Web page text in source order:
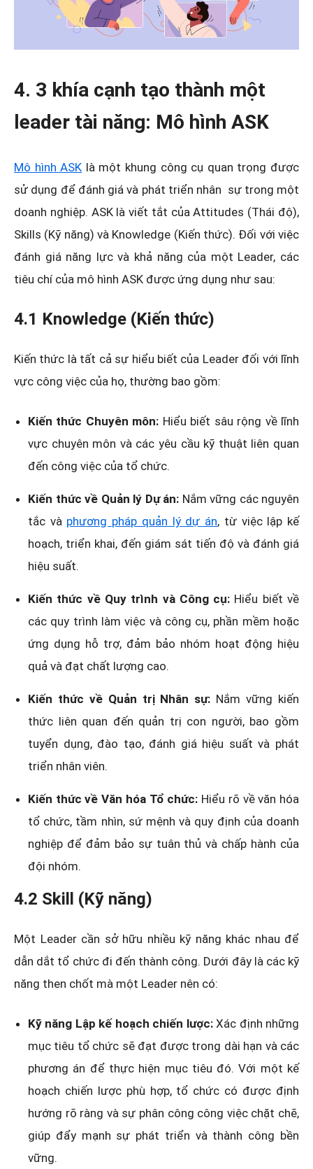
4. 3 khía cạnh tạo thành một
leader tài năng: Mô hình ASK
Mô hình ASK là một khung công cụ quan trọng được
sử dụng để đánh giá và phát triển nhân sự trong một
doanh nghiệp. ASK là viết tắt của Attitudes (Thái độ),
Skills (Kỹ năng) và Knowledge (Kiến thức). Đối với việc
đánh giá năng lực và khả năng của một Leader, các
tiêu chí của mô hình ASK được ứng dụng như sau:
4.1 Knowledge (Kiến thức)
Kiến thức là tất cả sự hiểu biết của Leader đối với lĩnh
vực công việc của họ, thường bao gồm:
Kiến thức Chuyên môn: Hiểu biết sâu rộng về lĩnh
vực chuyên môn và các yêu cầu kỹ thuật liên quan
đến công việc của tổ chức.
Kiến thức về Quản lý Dự án: Nắm vững các nguyên
tắc và phương pháp quản lý dự án, từ việc lập kế
hoạch, triển khai, đến giám sát tiến độ và đánh giá
hiệu suất.
Kiến thức về Quy trình và Công cụ: Hiểu biết về
các quy trình làm việc và công cụ, phần mềm hoặc
ứng dụng hỗ trợ, đảm bảo nhóm hoạt động hiệu
quả và đạt chất lượng cao.
Kiến thức về Quản trị Nhân sự: Nắm vững kiến
thức liên quan đến quản trị con người, bao gồm
tuyển dụng, đào tạo, đánh giá hiệu suất và phát
triển nhân viên.
Kiến thức về Văn hóa Tổ chức: Hiểu rõ về văn hóa
tổ chức, tầm nhìn, sứ mệnh và quy định của doanh
nghiệp để đảm bảo sự tuân thủ và chấp hành của
đội nhóm.
4.2 Skill (Kỹ năng)
Một Leader cần sở hữu nhiều kỹ năng khác nhau để
dẫn dắt tổ chức đi đến thành công. Dưới đây là các kỹ
năng then chốt mà một Leader nên có:
Kỹ năng Lập kế hoạch chiến lược:Xác định những
mục tiêu tổ chức sẽ đạt được trong dài hạn và các
phương án để thực hiện mục tiêu đó. Với một kế
hoạch chiến lược phù hợp, tổ chức có được định
hướng rõ ràng và sự phân công công việc chặt chẽ,
giúp đẩy mạnh sự phát triển và thành công bền
vững.